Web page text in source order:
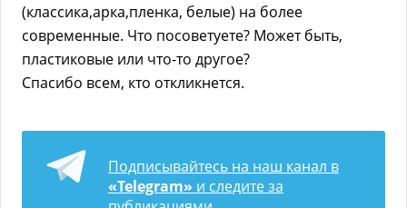
(классика,арка,пленка, белые) на более
современные. Что посоветуете? Может быть,
пластиковые или что-то другое?
Спасибо всем, кто откликнется.
Подписывайтесь на наш канал в
«Telegram» и следите за